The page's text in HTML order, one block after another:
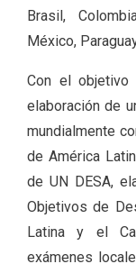
Brasil,
México,
Con el
elaboración de
mundialmente
de América
de UN DESA,
Objetivos de
Latina y el
exámenes